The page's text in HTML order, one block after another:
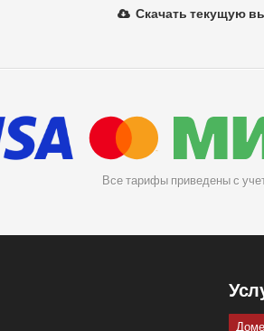
Скачать текущую
Все тарифы приведены с